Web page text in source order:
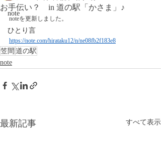
note
ひとり言
お手伝い？ in 道の駅「かさま」♪
noteを更新しました。
https://note.com/hirataku12/n/ne08fb2f183e8
笠間 道の駅
note
最新記事 すべて表示